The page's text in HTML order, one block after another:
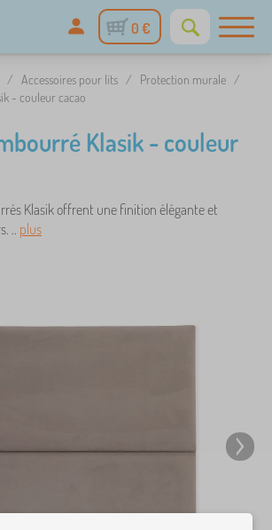
0 €
/ Accessoires pour lits / Protection murale /
- couleur cacao
Klasik - couleur
Klasik offrent une finition élégante et
.. plus